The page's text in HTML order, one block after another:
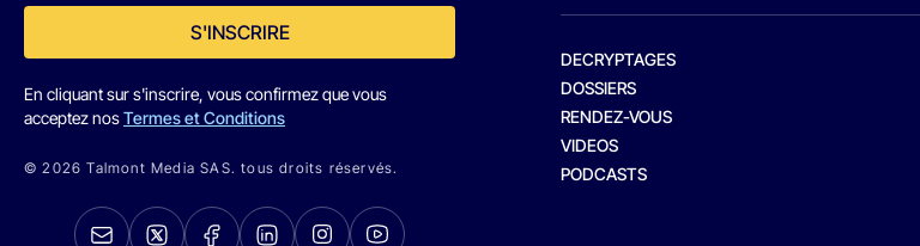
S'INSCRIRE
En cliquant sur s'inscrire, vous confirmez que vous
acceptez nosTermes et Conditions
© 2026 Talmont Media SAS. tous droits réservés.
DECRYPTAGES
DOSSIERS
RENDEZ-VOUS
VIDEOS
PODCASTS